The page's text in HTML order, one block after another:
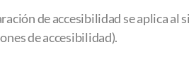
de accesibilidad se aplica
de accesibilidad).